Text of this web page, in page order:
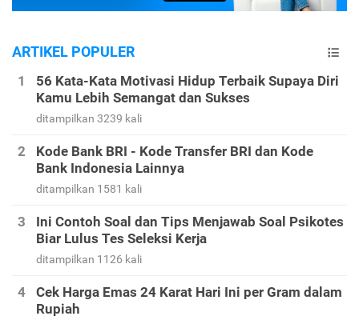
ARTIKEL POPULER
56 Kata-Kata Motivasi Hidup Terbaik Supaya Diri
Kamu Lebih Semangat dan Sukses
ditampilkan 3239 kali
Kode Bank BRI - Kode Transfer BRI dan Kode
Bank Indonesia Lainnya
ditampilkan 1581 kali
Ini Contoh Soal dan Tips Menjawab Soal Psikotes
Biar Lulus Tes Seleksi Kerja
ditampilkan 1126 kali
Cek Harga Emas 24 Karat Hari Ini per Gram dalam
Rupiah